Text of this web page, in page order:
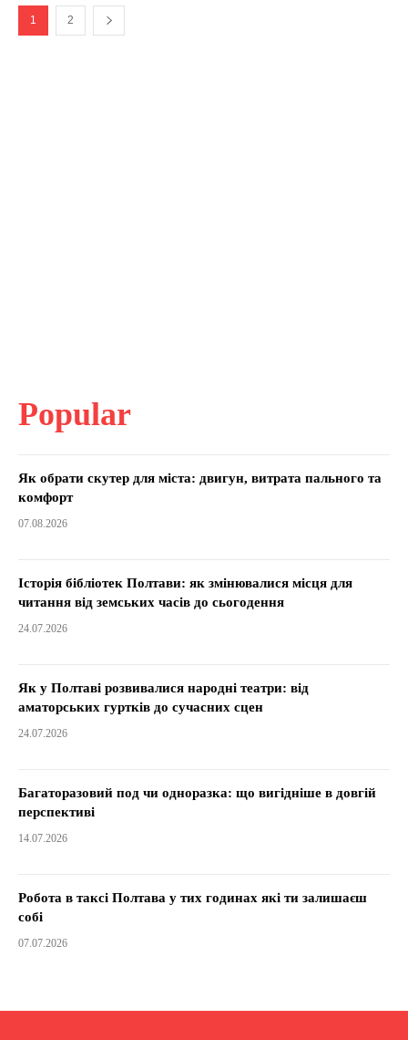
1 2
Popular
Як обрати скутер для міста: двигун, витрата пального та
комфорт
07.08.2026
Історія бібліотек Полтави: як змінювалися місця для
читання від земських часів до сьогодення
24.07.2026
Як у Полтаві розвивалися народні театри: від
аматорських гуртків до сучасних сцен
24.07.2026
Багаторазовий под чи одноразка: що вигідніше в довгій
перспективі
14.07.2026
Робота в таксі Полтава у тих годинах які ти залишаєш
собі
07.07.2026